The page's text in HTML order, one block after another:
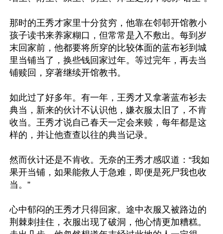
那时的王秀才家里十分贫穷，他靠在邻邨开馆教小
孩子读书来养家糊口，但常常是入不敷出。每到岁
末回家前，他都要将所穿的比较体面的蓝布衫到城
里当铺当了，换些钱回家过年。等过完年，再去当
铺赎回，穿著继续开馆教书。
如此过了好多年。有一年，王秀才又拿著蓝布衫去
典当，新来的伙计不认识他，嫌衣服太旧了，不肯
收当。王秀才说自己春天一定会来赎，每年都是这
样的，并让他查查以往的典当记录。
然而伙计还是不肯收。无奈的王秀才感叹道：“我如
果开当铺，如果能救人于急难，即便是死尸我也收
当。”
心中郁闷的王秀才只得回家。途中衣服又被路边的
荆棘刺挂住，衣服出现了破洞，他心情更加糟糕。